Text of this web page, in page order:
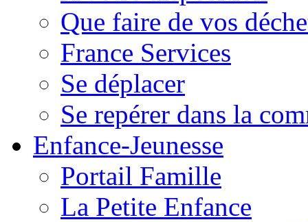
Que faire de vos
France Services
Se déplacer
Se repérer dans la
Enfance-Jeunesse
Portail Famille
La Petite Enfance